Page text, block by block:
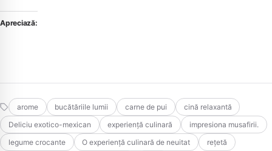
Apreciază:
arome bucătăriile lumii carne de pui
cină relaxantă
Deliciu exotico-mexican
experiență culinară
impresiona musafirii.
legume crocante
O experiență culinară de neuitat
rețetă